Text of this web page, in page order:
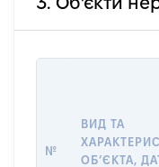
№
ВИД ТА
ОБʼЄКТА,